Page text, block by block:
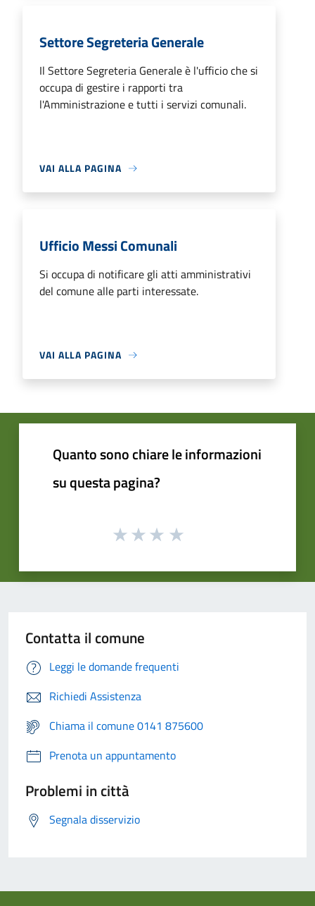
Settore Segreteria Generale
Il Settore Segreteria Generale è l'ufficio che si
occupa di gestire i rapporti tra
l'Amministrazione e tutti i servizi comunali.
VAI ALLA PAGINA
Ufficio Messi Comunali
Si occupa di notificare gli atti amministrativi
del comune alle parti interessate.
VAI ALLA PAGINA
Quanto sono chiare le informazioni
su questa pagina?
Contatta il comune
Leggi le domande frequenti
Richiedi Assistenza
Chiama il comune 0141 875600
Prenota un appuntamento
Problemi in città
Segnala disservizio